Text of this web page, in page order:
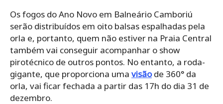
Os fogos do Ano Novo em Balneário Camboriú
serão distribuídos em oito balsas espalhadas pela
orla e, portanto, quem não estiver na Praia Central
também vai conseguir acompanhar o show
pirotécnico de outros pontos. No entanto, a roda-
gigante, que proporciona uma visãode 360° da
orla, vai ficar fechada a partir das 17h do dia 31 de
dezembro.